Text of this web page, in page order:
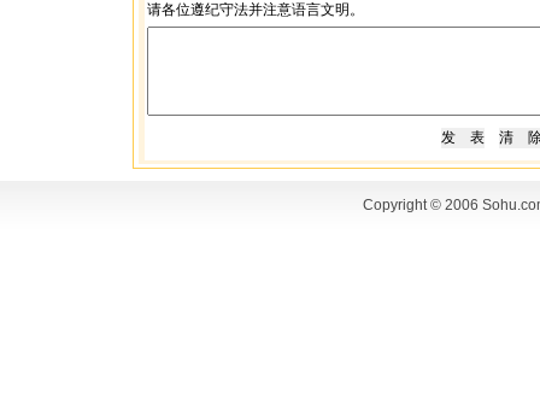
请各位遵纪守法并注意语言文明。
Copyright © 2006